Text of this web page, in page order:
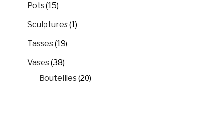
Pots(15)
Sculptures(1)
Tasses(19)
Vases(38)
Bouteilles(20)